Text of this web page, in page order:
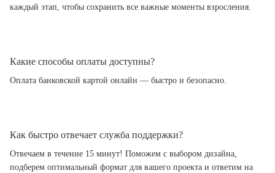
каждый этап, чтобы сохранить все важные моменты взросления.
Какие способы оплаты доступны?
Оплата банковской картой онлайн — быстро и безопасно.
Как быстро отвечает служба поддержки?
Отвечаем в течение 15 минут! Поможем с выбором дизайна,
подберем оптимальный формат для вашего проекта и ответим на